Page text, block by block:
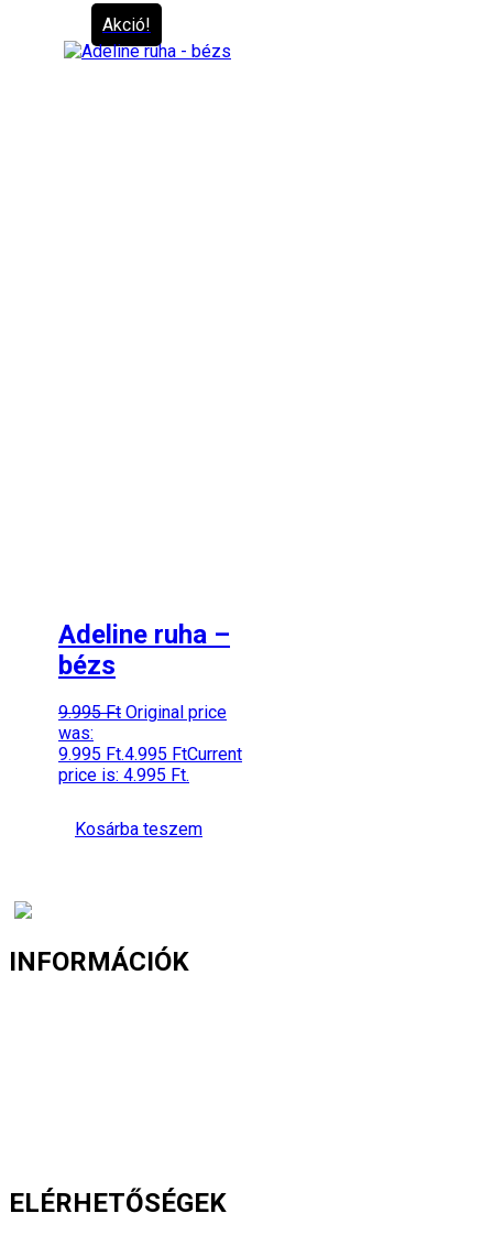
Akció!
Adeline ruha –
bézs
9.995Ft Original price
was:
9.995 Ft.4.995 FtCurrent
price is: 4.995 Ft.
Kosárba teszem
INFORMÁCIÓK
ELÉRHETŐSÉGEK